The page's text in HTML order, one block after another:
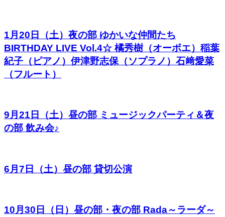
1月20日（土）夜の部 ゆかいな仲間たち
BIRTHDAY LIVE Vol.4☆ 橘秀樹（オーボエ）稲葉
紀子（ピアノ）伊津野志保（ソプラノ）石﨑愛菜
（フルート）
9月21日（土）昼の部 ミュージックパーティ＆夜
の部 飲み会♪
6月7日（土）昼の部 貸切公演
10月30日（日）昼の部・夜の部 Rada～ラーダ～